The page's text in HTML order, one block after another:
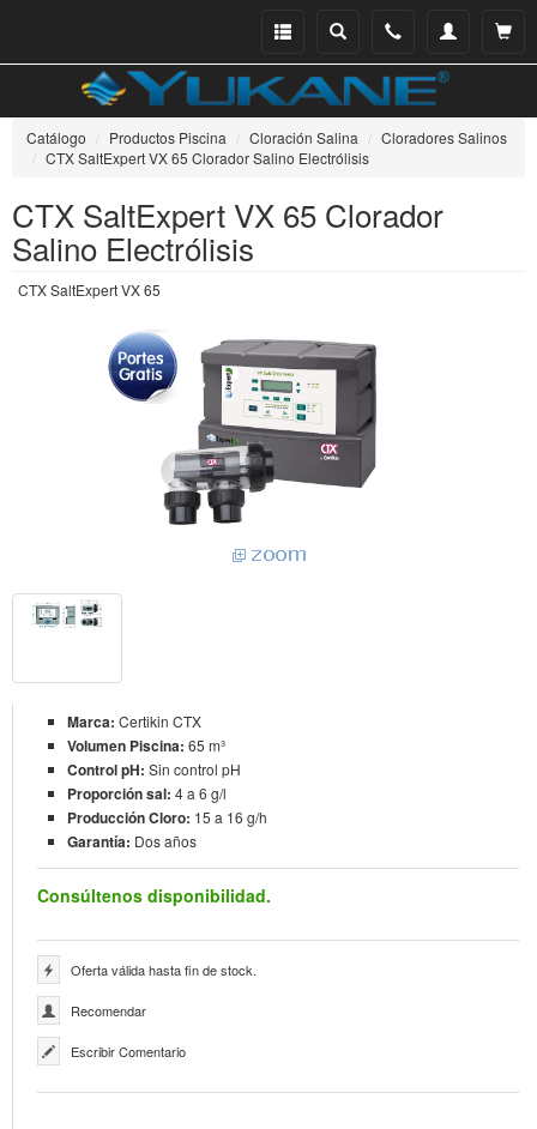
Ver
Mi
Teléfono
Buscar
Menu
Catálogo Productos Piscina Cloración Salina
Cloradores Salinos
CTX SaltExpert VX 65 Clorador Salino Electrólisis
CTX SaltExpert VX 65 Clorador
Salino Electrólisis
CTX SaltExpert VX 65
Marca: Certikin CTX
Volumen Piscina: 65 m³
Control pH: Sin control pH
Proporción sal: 4 a 6 g/l
Producción Cloro: 15 a 16 g/h
Garantía: Dos años
Consúltenos disponibilidad.
Oferta válida hasta fin de stock.
Recomendar
Escribir Comentario